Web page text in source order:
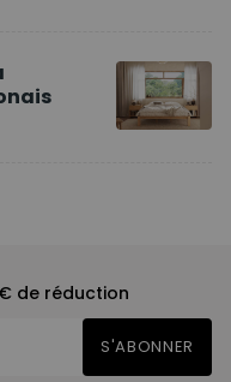
de réduction
S'ABONNER